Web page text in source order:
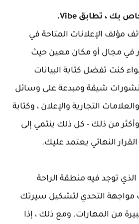
مؤلف الإعلانات المتاحة في
في مجال أو مكان معين حيث
كنت تفضل كتابة البيانات
شيقة ومبدعة على وسائل
التجارية والإعلان ، وكتابة
وأكثر من ذلك - كل ذلك ينتمي إلى
النهائي يعتمد عليك.
توجد فيه منطقة الراحة
مواجهة التحدي لتشكيل سيرتك
من المهارات. ومع ذلك ، إذا